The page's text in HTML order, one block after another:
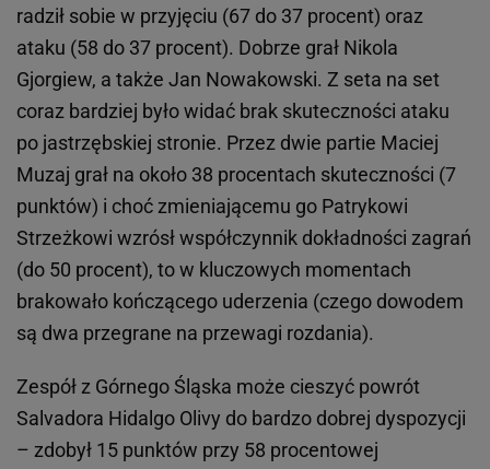
radził sobie w przyjęciu (67 do 37 procent) oraz
ataku (58 do 37 procent). Dobrze grał Nikola
Gjorgiew, a także Jan Nowakowski. Z seta na set
coraz bardziej było widać brak skuteczności ataku
po jastrzębskiej stronie. Przez dwie partie Maciej
Muzaj grał na około 38 procentach skuteczności (7
punktów) i choć zmieniającemu go Patrykowi
Strzeżkowi wzrósł współczynnik dokładności zagrań
(do 50 procent), to w kluczowych momentach
brakowało kończącego uderzenia (czego dowodem
są dwa przegrane na przewagi rozdania).
Zespół z Górnego Śląska może cieszyć powrót
Salvadora Hidalgo Olivy do bardzo dobrej dyspozycji
– zdobył 15 punktów przy 58 procentowej